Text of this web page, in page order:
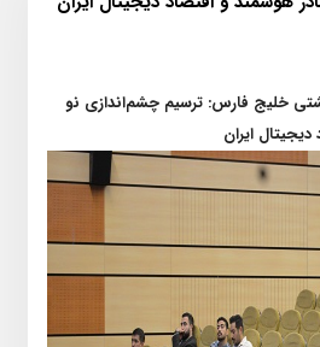
خلیج فارس: ترسیم چشم‌اندازی نو
ایران